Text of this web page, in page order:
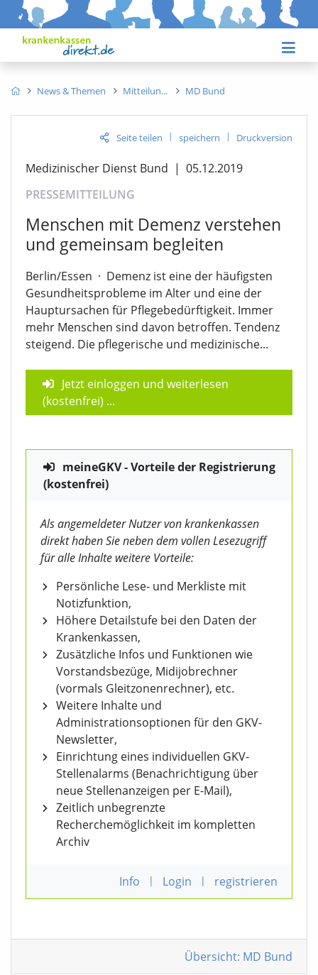
News & Themen Mitteilun MD Bund
Seite teilen | speichern | Druckversion
Medizinischer Dienst Bund | 05.12.2019
PRESSEMITTEILUNG
Menschen mit Demenz verstehen
und gemeinsam begleiten
Berlin/Essen · Demenz ist eine der häufigsten
Gesundheitsprobleme im Alter und eine der
Hauptursachen für Pflegebedürftigkeit. Immer
mehr Menschen sind davon betroffen. Tendenz
steigend. Die pflegerische und medizinische...
Jetzt einloggen und weiterlesen
(kostenfrei) ...
meineGKV - Vorteile der Registrierung
(kostenfrei)
Als angemeldeter Nutzer von krankenkassen
direkt haben Sie neben dem vollen Lesezugriff
für alle Inhalte weitere Vorteile:
Persönliche Lese- und Merkliste mit
Notizfunktion,
Höhere Detailstufe bei den Daten der
Krankenkassen,
Zusätzliche Infos und Funktionen wie
Vorstandsbezüge, Midijobrechner
(vormals Gleitzonenrechner), etc.
Weitere Inhalte und
Administrationsoptionen für den GKV-
Newsletter,
Einrichtung eines individuellen GKV-
Stellenalarms (Benachrichtigung über
neue Stellenanzeigen per E-Mail),
Zeitlich unbegrenzte
Recherchemöglichkeit im kompletten
Archiv
Info | Login | registrieren
Übersicht: MD Bund